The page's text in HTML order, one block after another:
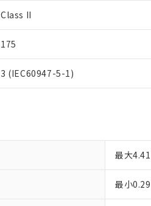
Class II
175
3 (IEC60947-5-1)
最大
最小